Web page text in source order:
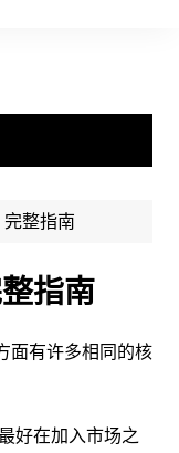
整指南
指南
面有许多相同的核
好在加入市场之